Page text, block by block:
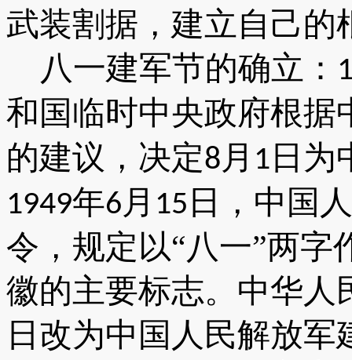
武装割据，建立自己的
八一建军节的确立：
和国临时中央政府根据
的建议，决定8月 1 日为
1949年6月 15 日，中国
令，规定以“八一”两
徽的主要标志。中华人
日改为中国人民解放军